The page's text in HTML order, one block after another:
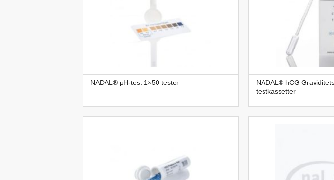
NADAL® pH-test 1×50 tester
NADAL® hCG
testkassetter